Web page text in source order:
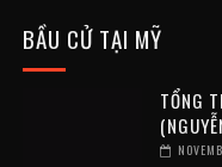
BẦU CỬ TẠI MỸ
TỔNG